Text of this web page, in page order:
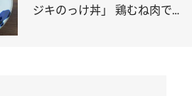
ジキのっけ丼」 鶏むね肉で